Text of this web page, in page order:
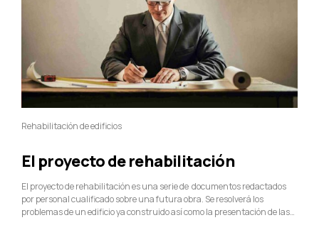
Rehabilitación de edificios
El proyecto de rehabilitación
El proyecto de rehabilitación es una serie de documentos redactados
por personal cualificado sobre una futura obra. Se resolverá los
problemas de un edificio ya construido así como la presentación de las